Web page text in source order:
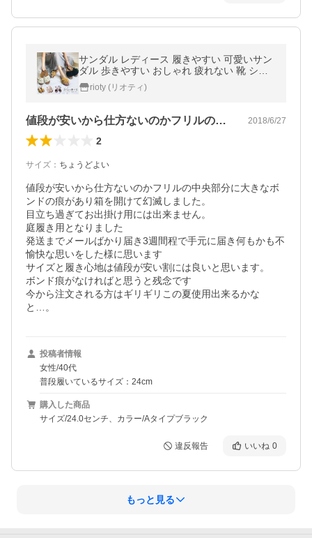
サンダル レディース 履きやすい 可愛いサン
ダル 歩きやすい おしゃれ 疲れない 靴 シュ
ーズrioty (リオティ)
値段が安いから仕方ないのかフリルの中央… 2018/6/27
2
サイズ ： ちょうどよい
値段が安いから仕方ないのかフリルの中央部分に大きなボ
ンドの痕があり箱を開けて幻滅しました。
目立ち過ぎてお出掛け用には出来ません。
庭履き用となりました
発送までメールばかり届き3週間程で手元に届き何もかも不
愉快な思いをした様に思います
サイズと履き心地は値段が安い割には良いと思います。
ボンド痕がなければと思うと残念です
今から注文される方はギリギリこの夏使用出来るかな
と…。
投稿者情報
女性/40代
普段履いているサイズ：24cm
購入した商品
サイズ/24.0センチ、カラー/Aタイプブラック
違反報告 いいね 0
もっと見る